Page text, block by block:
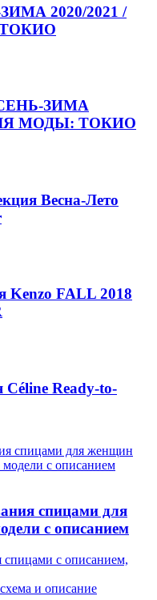
2020/2021 /
ЗИМА
МОДЫ: ТОКИО
Весна-Лето
Kenzo FALL 2018
Céline Ready-to-
спицами для
с описанием
и описание